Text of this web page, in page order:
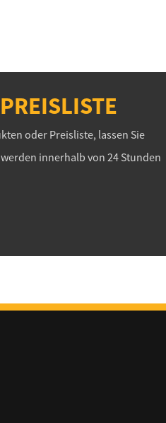
oder Preisliste, lassen Sie
innerhalb von 24 Stunden